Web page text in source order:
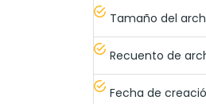
Tamaño del
Recuento de
Fecha de